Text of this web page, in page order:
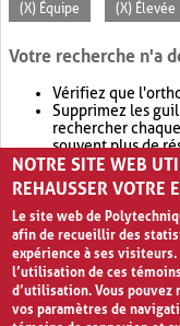
(X) Équipe (X) Élevée
Votre recherche n'a
Vérifiez que
Supprimez les
rechercher
souvent plus de
Envisagez
retournera
NOTRE SITE WEB
REHAUSSER VOTRE
Le site web de
afin de recueillir des
expérience à ses
l’utilisation de ces
d’utilisation. Vous
vos paramètres de